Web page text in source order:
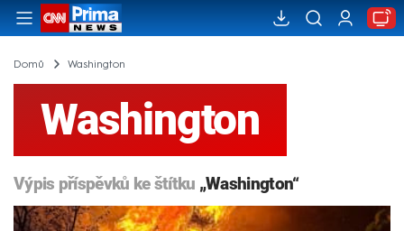
Domů Washington
Washington
Výpis příspěvků ke štítku „Washington“